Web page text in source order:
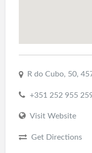
R do Cubo, 50,
+351 252 955
Visit Website
Get Directions